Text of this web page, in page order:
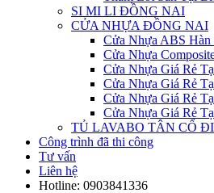
SI MI LI ĐỒNG NAI
CỬA NHỰA ĐỒNG NAI
Cửa Nhựa ABS
Cửa Nhựa
Cửa Nhựa Giá Rẻ
Cửa Nhựa Giá Rẻ
Cửa Nhựa Giá Rẻ
Cửa Nhựa Giá Rẻ
TỦ LAVABO TÂN CỔ
Công trình đã thi công
Tư vấn
Liên hệ
Hotline: 0903841336